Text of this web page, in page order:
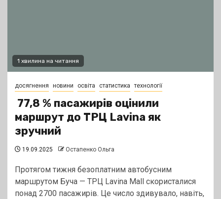
1 хвилина на читання
досягнення новини освіта статистика технології
77,8 % пасажирів оцінили
маршрут до ТРЦ Lavina як
зручний
19.09.2025 Остапенко Ольга
Протягом тижня безоплатним автобусним
маршрутом Буча — ТРЦ Lavina Mall скористалися
понад 2700 пасажирів. Це число здивувало, навіть,